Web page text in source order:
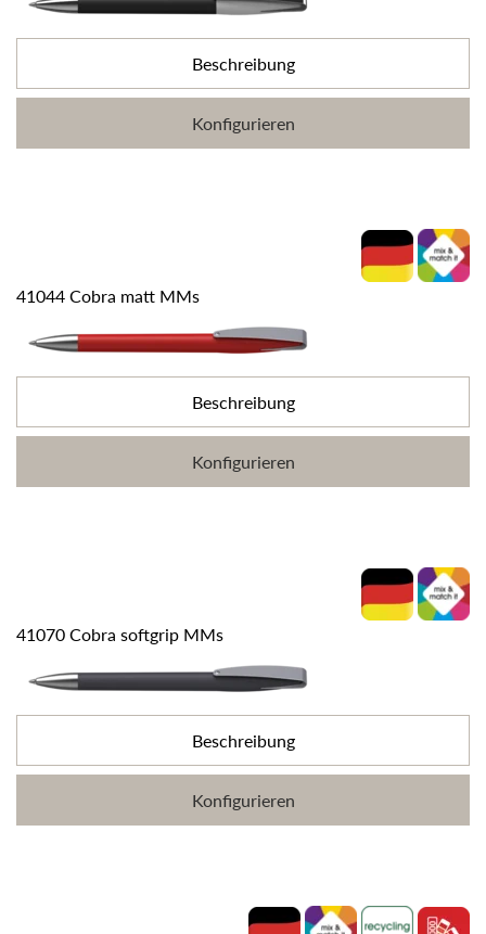
Beschreibung
Konfigurieren
41044 Cobra matt MMs
Beschreibung
Konfigurieren
41070 Cobra softgrip MMs
Beschreibung
Konfigurieren